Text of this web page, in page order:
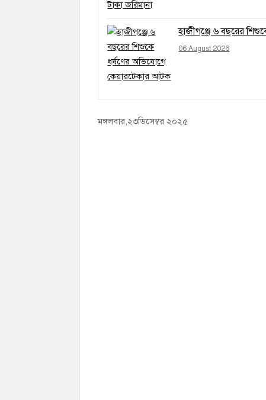
হাজীগঞ্জে ৬ বছরের
06 August 2026
মঙ্গলবার,২৩ডিসেম্বর ২০২৫